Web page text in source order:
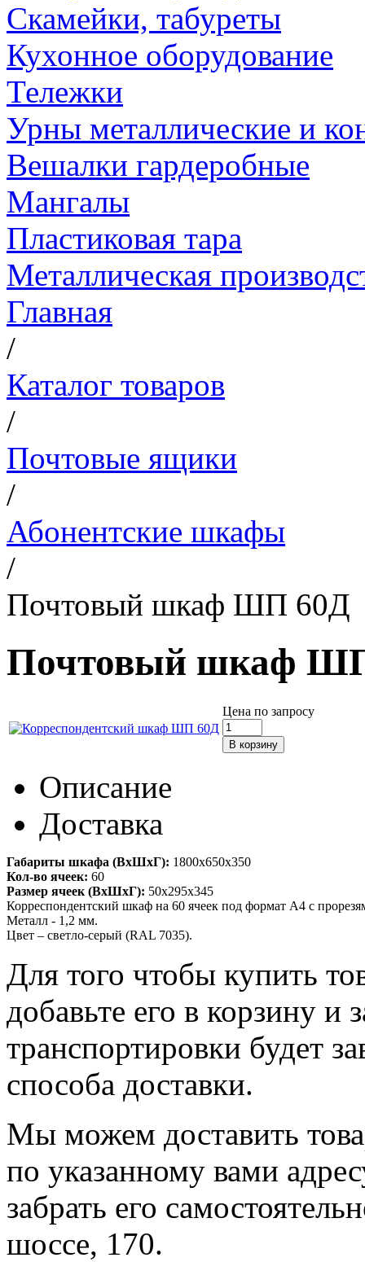
Скамейки, табуреты
Кухонное оборудование
Тележки
Урны металлические и
Вешалки гардеробные
Мангалы
Пластиковая тара
Металлическая
Главная
/
Каталог товаров
/
Почтовые ящики
/
Абонентские шкафы
/
Почтовый шкаф ШП 60Д
Почтовый шкаф
Цена по запросу
Описание
Доставка
Габариты шкафа (ВхШхГ): 1800x650x350
Кол-во ячеек: 60
Размер ячеек (ВхШхГ): 50x295x345
Корреспондентский шкаф на 60 ячеек под формат А4 с
Металл - 1,2 мм.
Цвет – светло-серый (RAL 7035).
Для того чтобы купить
добавьте его в корзину и
транспортировки будет
способа доставки.
Мы можем доставить
по указанному вами
забрать его
шоссе, 170.